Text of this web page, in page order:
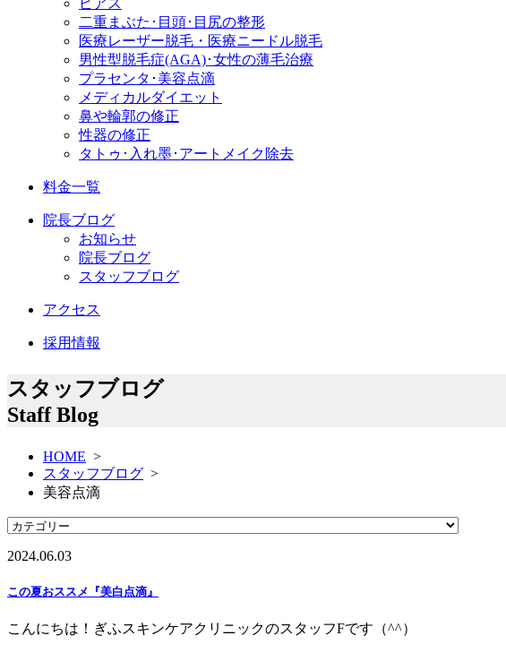
二重まぶた･目頭･目尻の整形
医療レーザー脱毛・医療ニードル脱毛
男性型脱毛症(AGA)･女性の薄毛治療
プラセンタ･美容点滴
メディカルダイエット
鼻や輪郭の修正
性器の修正
タトゥ･入れ墨･アートメイク除去
料金一覧
院長ブログ
お知らせ
院長ブログ
スタッフブログ
アクセス
採用情報
スタッフブログ
Staff Blog
HOME >
スタッフブログ >
美容点滴
2024.06.03
この夏おススメ『美白点滴』
こんにちは！ぎふスキンケアクリニックのスタッフFです（^^）